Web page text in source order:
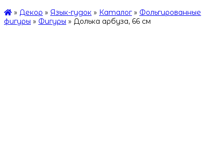
» Декор » Язык-гудок » Каталог» Фольгированные
фигуры » Фигуры » Долька арбуза, 66 см